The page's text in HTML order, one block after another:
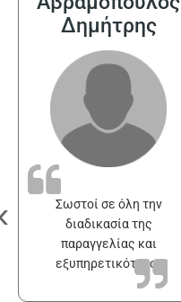
Δημήτρης
Σωστοί σε όλη την
διαδικασία της
παραγγελίας και
εξυπηρετικότατοι